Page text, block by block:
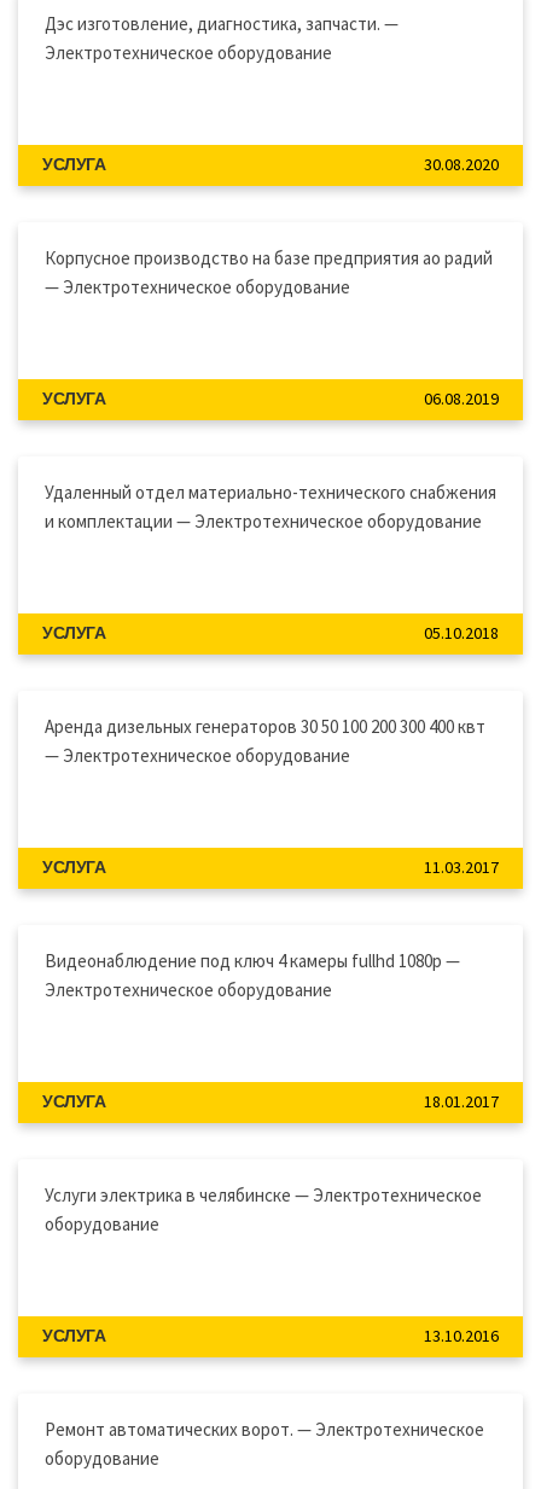
Дэс изготовление, диагностика, запчасти. —
Электротехническое оборудование
УСЛУГА 30.08.2020
Корпусное производство на базе предприятия ао радий
— Электротехническое оборудование
УСЛУГА 06.08.2019
Удаленный отдел материально-технического снабжения
и комплектации — Электротехническое оборудование
УСЛУГА 05.10.2018
Аренда дизельных генераторов 30 50 100 200 300 400 квт
— Электротехническое оборудование
УСЛУГА 11.03.2017
Видеонаблюдение под ключ 4 камеры fullhd 1080p —
Электротехническое оборудование
УСЛУГА 18.01.2017
Услуги электрика в челябинске — Электротехническое
оборудование
УСЛУГА 13.10.2016
Ремонт автоматических ворот. — Электротехническое
оборудование